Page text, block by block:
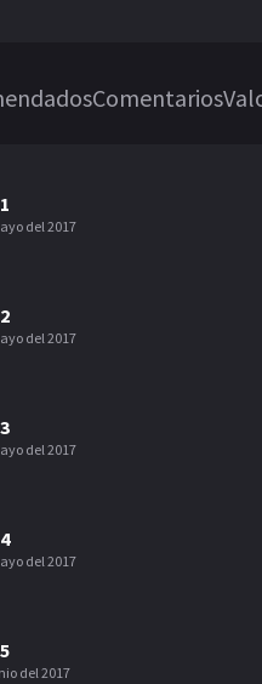
Comentarios
1
del 2017
2
del 2017
3
del 2017
4
del 2017
5
del 2017